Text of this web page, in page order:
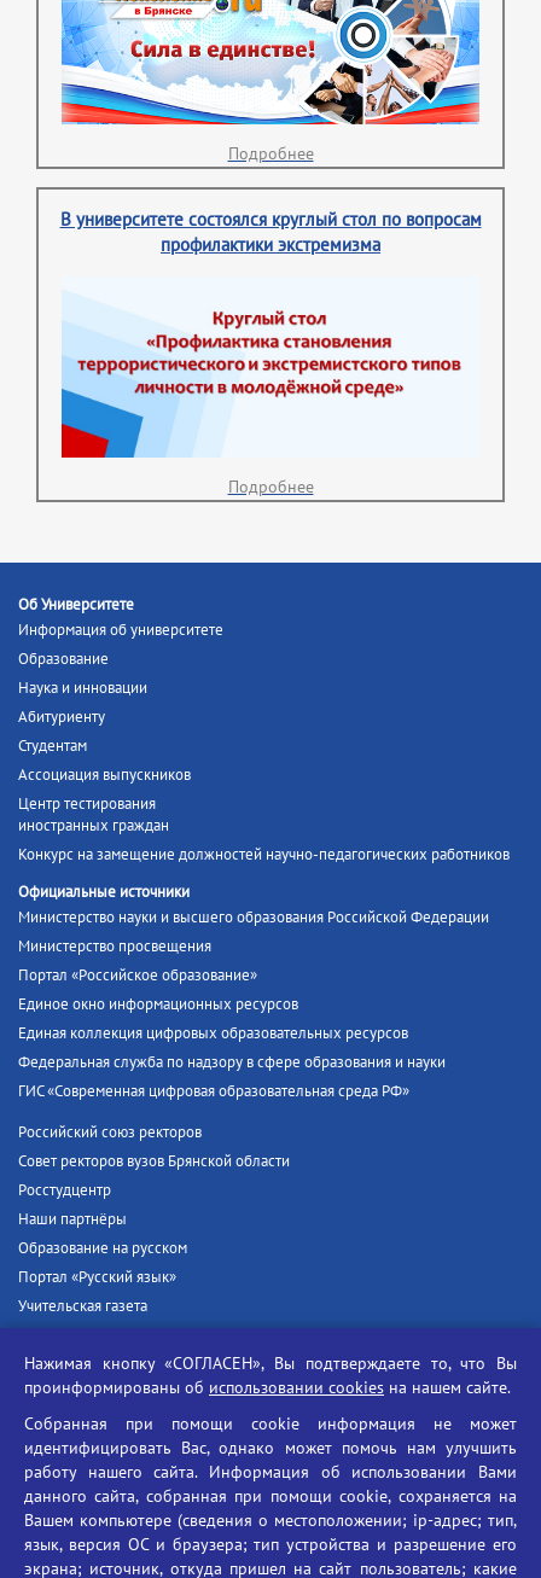
Подробнее
В университете состоялся круглый стол по вопросам
профилактики экстремизма
Подробнее
Об Университете
Информация об университете
Образование
Наука и инновации
Абитуриенту
Студентам
Ассоциация выпускников
Центр тестирования
иностранных граждан
Конкурс на замещение должностей научно-педагогических работников
Официальные источники
Министерство науки и высшего образования Российской Федерации
Министерство просвещения
Портал «Российское образование»
Единое окно информационных ресурсов
Единая коллекция цифровых образовательных ресурсов
Федеральная служба по надзору в сфере образования и науки
ГИС «Современная цифровая образовательная среда РФ»
Российский союз ректоров
Совет ректоров вузов Брянской области
Росстудцентр
Наши партнёры
Образование на русском
Портал «Русский язык»
Учительская газета
Единый портал государственных услуг
Противодействие угрозам информационной безопасности
Социальные ролики - Генеральная прокуратура РФ
Противодействие коррупции
БГУ против наркотиков
Брянский государственный университет
Нажимая кнопку «СОГЛАСЕН», Вы подтверждаете то, что Вы
проинформированы об использовании cookies на нашем сайте.
Собранная при помощи cookie информация не может
идентифицировать Вас, однако может помочь нам улучшить
работу нашего сайта. Информация об использовании Вами
данного сайта, собранная при помощи cookie, сохраняется на
Вашем компьютере (сведения о местоположении; ip-адрес; тип,
язык, версия ОС и браузера; тип устройства и разрешение его
экрана; источник, откуда пришел на сайт пользователь; какие